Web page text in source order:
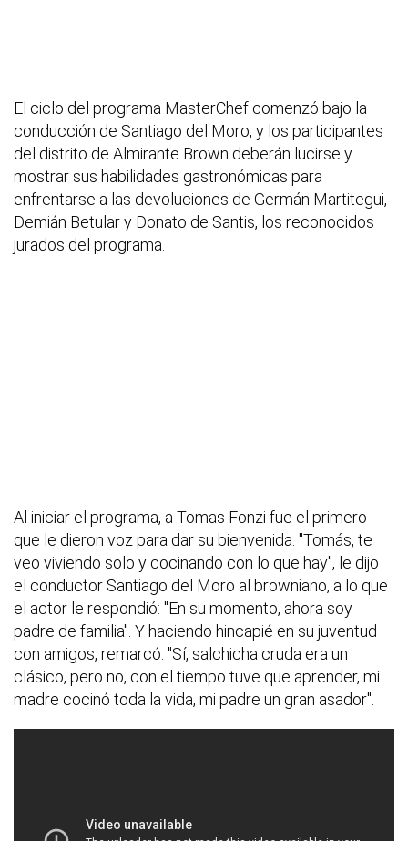
El ciclo del programa MasterChef comenzó bajo la
conducción de Santiago del Moro, y los participantes
del distrito de Almirante Brown deberán lucirse y
mostrar sus habilidades gastronómicas para
enfrentarse a las devoluciones de Germán Martitegui,
Demián Betular y Donato de Santis, los reconocidos
jurados del programa.
Al iniciar el programa, a Tomas Fonzi fue el primero
que le dieron voz para dar su bienvenida. "Tomás, te
veo viviendo solo y cocinando con lo que hay", le dijo
el conductor Santiago del Moro al browniano, a lo que
el actor le respondió: "En su momento, ahora soy
padre de familia". Y haciendo hincapié en su juventud
con amigos, remarcó: "Sí, salchicha cruda era un
clásico, pero no, con el tiempo tuve que aprender, mi
madre cocinó toda la vida, mi padre un gran asador".